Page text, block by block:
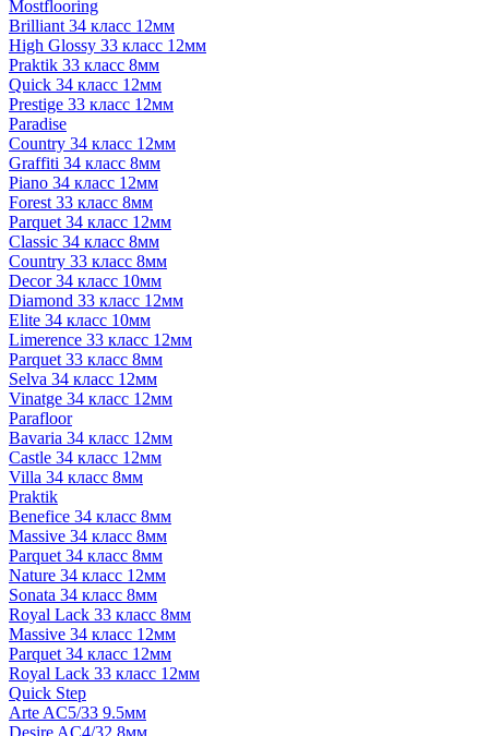
Mostflooring
Brilliant 34 класс 12мм
High Glossy 33 класс 12мм
Praktik 33 класс 8мм
Quick 34 класс 12мм
Prestige 33 класс 12мм
Paradise
Country 34 класс 12мм
Graffiti 34 класс 8мм
Piano 34 класс 12мм
Forest 33 класс 8мм
Parquet 34 класс 12мм
Classic 34 класс 8мм
Country 33 класс 8мм
Decor 34 класс 10мм
Diamond 33 класс 12мм
Elite 34 класс 10мм
Limerence 33 класс 12мм
Parquet 33 класс 8мм
Selva 34 класс 12мм
Vinatge 34 класс 12мм
Parafloor
Bavaria 34 класс 12мм
Castle 34 класс 12мм
Villa 34 класс 8мм
Praktik
Benefice 34 класс 8мм
Massive 34 класс 8мм
Parquet 34 класс 8мм
Nature 34 класс 12мм
Sonata 34 класс 8мм
Royal Lack 33 класс 8мм
Massive 34 класс 12мм
Parquet 34 класс 12мм
Royal Lack 33 класс 12мм
Quick Step
Arte AC5/33 9.5мм
Desire AC4/32 8мм